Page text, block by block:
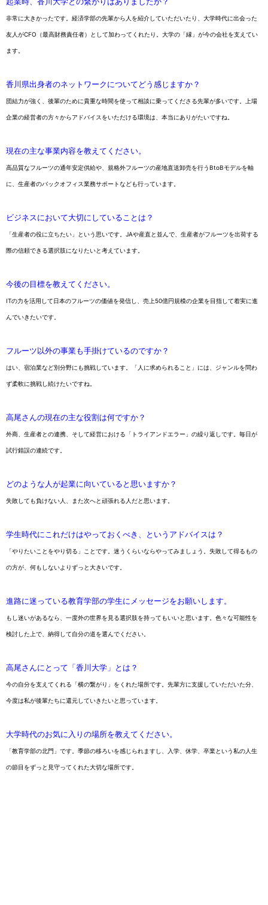
非常に大きかったです。経済学部の先輩から人を紹介していただいたり、大学時代に出会った
友人がCFO（最高財務責任者）として加わってくれたり。大学の「縁」が今の会社を支えてい
ます。
香川県出身者のネットワークについてどう感じますか？
団結力が強く、後輩のために貴重な時間を使って相談に乗ってくださる先輩が多いです。上場
企業の経営者の方々からアドバイスをいただける環境は、本当にありがたいですね。
現在の主な事業内容を教えてください。
高品質なフルーツの通年安定供給や、規格外フルーツの産地直送卸売を行うBtoBモデルを軸
に、生産者のバックオフィス業務サポートなども行っています。
ビジネスにおいて大切にしていることは？
「生産者の役に立ちたい」という思いです。JAや産直と並んで、生産者がフルーツを出荷する
際の信頼できる選択肢になりたいと考えています。
今後の目標を教えてください。
ITの力を活用して日本のフルーツの価値を発信し、売上50億円規模の企業を目指して着実に進
んでいきたいです。
フルーツ以外の事業も手掛けているのですか？
はい、宿泊業など別分野にも挑戦しています。「人に求められること」には、ジャンルを問わ
ず柔軟に挑戦し続けたいですね。
高尾さんの現在の主な役割は何ですか？
外商、生産者との連携、そして経営における「トライアンドエラー」の繰り返しです。毎日が
試行錯誤の連続です。
どのような人が起業に向いていると思いますか？
失敗しても負けない人、また次へと頑張れる人だと思います。
学生時代にこれだけはやっておくべき、というアドバイスは？
「やりたいことをやり切る」ことです。迷うくらいならやってみましょう。失敗して得るもの
の方が、何もしないよりずっと大きいです。
進路に迷っている教育学部の学生にメッセージをお願いします。
もし迷いがあるなら、一度外の世界を見る選択肢を持ってもいいと思います。色々な可能性を
検討した上で、納得して自分の道を選んでください。
高尾さんにとって「香川大学」とは？
今の自分を支えてくれる「横の繋がり」をくれた場所です。先輩方に支援していただいた分、
今度は私が後輩たちに還元していきたいと思っています。
大学時代のお気に入りの場所を教えてください。
「教育学部の北門」です。季節の移ろいを感じられますし、入学、休学、卒業という私の人生
の節目をずっと見守ってくれた大切な場所です。